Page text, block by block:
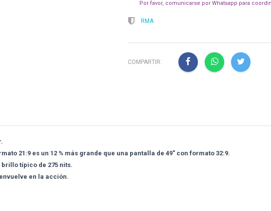
Por favor, comunicarse por Whatsapp para
RMA
COMPARTIR:
21:9 es un 12 % más grande que una pantalla de 49" con formato 32:9.
típico de 275 nits.
en la acción.